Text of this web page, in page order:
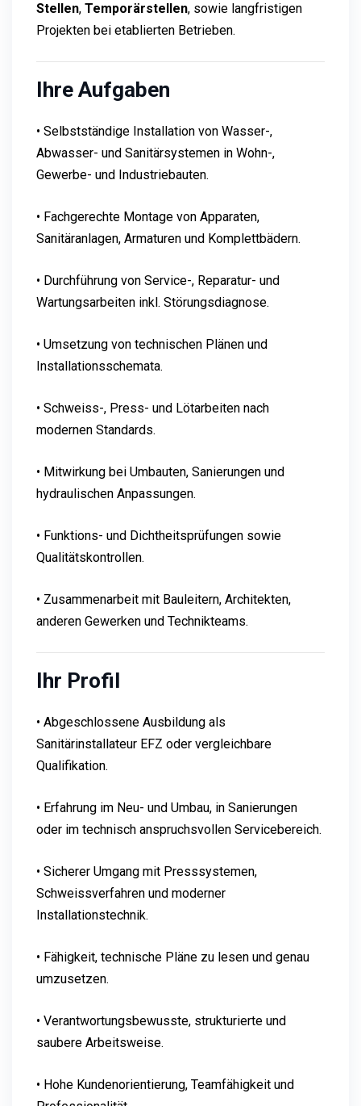
Stellen, Temporärstellen, sowie langfristigen
Projekten bei etablierten Betrieben.
Ihre Aufgaben
• Selbstständige Installation von Wasser-,
Abwasser- und Sanitärsystemen in Wohn-,
Gewerbe- und Industriebauten.
• Fachgerechte Montage von Apparaten,
Sanitäranlagen, Armaturen und Komplettbädern.
• Durchführung von Service-, Reparatur- und
Wartungsarbeiten inkl. Störungsdiagnose.
• Umsetzung von technischen Plänen und
Installationsschemata.
• Schweiss-, Press- und Lötarbeiten nach
modernen Standards.
• Mitwirkung bei Umbauten, Sanierungen und
hydraulischen Anpassungen.
• Funktions- und Dichtheitsprüfungen sowie
Qualitätskontrollen.
• Zusammenarbeit mit Bauleitern, Architekten,
anderen Gewerken und Technikteams.
Ihr Profil
• Abgeschlossene Ausbildung als
Sanitärinstallateur EFZ oder vergleichbare
Qualifikation.
• Erfahrung im Neu- und Umbau, in Sanierungen
oder im technisch anspruchsvollen Servicebereich.
• Sicherer Umgang mit Presssystemen,
Schweissverfahren und moderner
Installationstechnik.
• Fähigkeit, technische Pläne zu lesen und genau
umzusetzen.
• Verantwortungsbewusste, strukturierte und
saubere Arbeitsweise.
• Hohe Kundenorientierung, Teamfähigkeit und